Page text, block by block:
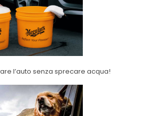
l’auto senza sprecare acqua!